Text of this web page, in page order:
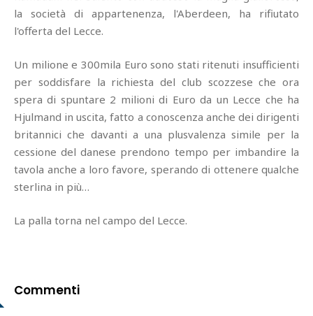
la società di appartenenza, l'Aberdeen, ha rifiutato
l'offerta del Lecce.
Un milione e 300mila Euro sono stati ritenuti insufficienti
per soddisfare la richiesta del club scozzese che ora
spera di spuntare 2 milioni di Euro da un Lecce che ha
Hjulmand in uscita, fatto a conoscenza anche dei dirigenti
britannici che davanti a una plusvalenza simile per la
cessione del danese prendono tempo per imbandire la
tavola anche a loro favore, sperando di ottenere qualche
sterlina in più…
La palla torna nel campo del Lecce.
Commenti